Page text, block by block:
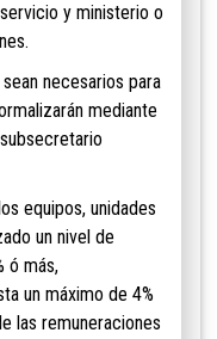
y ministerio o
necesarios para
mediante
equipos, unidades
un nivel de
ó más,
un máximo de 4%
las remuneraciones